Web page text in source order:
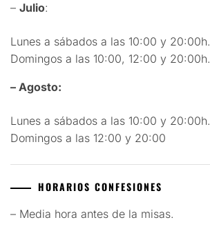
– Julio:
Lunes a sábados a las 10:00 y 20:00h.
Domingos a las 10:00, 12:00 y 20:00h.
– Agosto:
Lunes a sábados a las 10:00 y 20:00h.
Domingos a las 12:00 y 20:00
HORARIOS CONFESIONES
– Media hora antes de la misas.